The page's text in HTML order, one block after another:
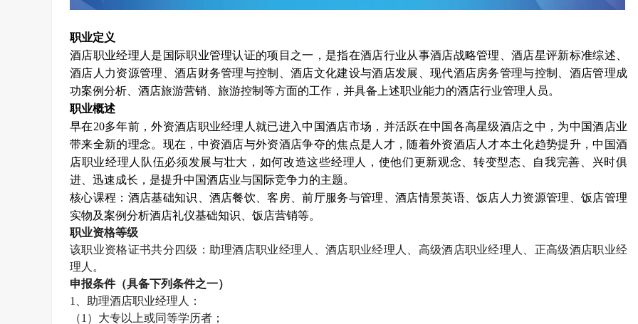
职业定义
酒店职业经理人是国际职业管理认证的项目之一，是指在酒店行业从事酒店战略管理、酒店星评新标准综述、
酒店人力资源管理、酒店财务管理与控制、酒店文化建设与酒店发展、现代酒店房务管理与控制、酒店管理成
功案例分析、酒店旅游营销、旅游控制等方面的工作，并具备上述职业能力的酒店行业管理人员。
职业概述
早在20多年前，外资酒店职业经理人就已进入中国酒店市场，并活跃在中国各高星级酒店之中，为中国酒店业
带来全新的理念。现在，中资酒店与外资酒店争夺的焦点是人才，随着外资酒店人才本土化趋势提升，中国酒
店职业经理人队伍必须发展与壮大，如何改造这些经理人，使他们更新观念、转变型态、自我完善、兴时俱
进、迅速成长，是提升中国酒店业与国际竞争力的主题。
核心课程：酒店基础知识、酒店餐饮、客房、前厅服务与管理、酒店情景英语、饭店人力资源管理、饭店管理
实物及案例分析酒店礼仪基础知识、饭店营销等。
职业资格等级
该职业资格证书共分四级：助理酒店职业经理人、酒店职业经理人、高级酒店职业经理人、正高级酒店职业经
理人。
申报条件（具备下列条件之一）
1
、助理酒店职业经理人：
（1 ）大专以上或同等学历者；